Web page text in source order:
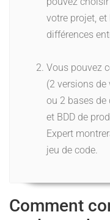
votre projet,
différences
Vous pouvez
(2 versions
ou 2 bases de
et BDD de
Expert
jeu de code.
Comment